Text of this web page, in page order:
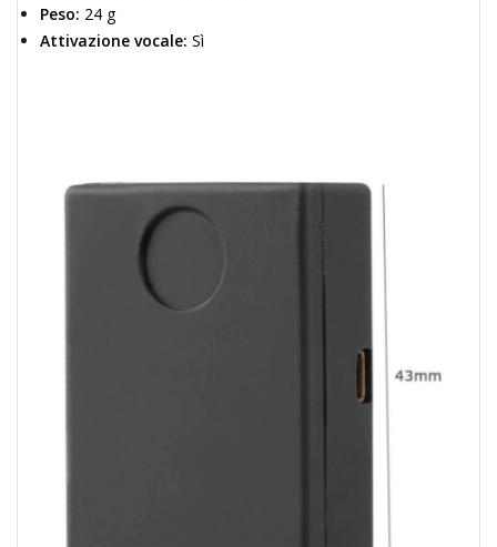
Peso: 24 g
Attivazione vocale: Sì